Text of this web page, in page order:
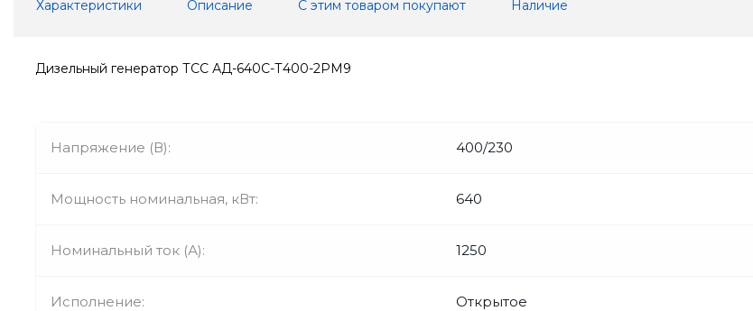
Характеристики Описание С этим товаром покупают Наличие
Дизельный генератор ТСС АД-640С-Т400-2РМ9
Напряжение (В): 400/230
Мощность номинальная, кВт: 640
Номинальный ток (А): 1250
Исполнение: Открытое